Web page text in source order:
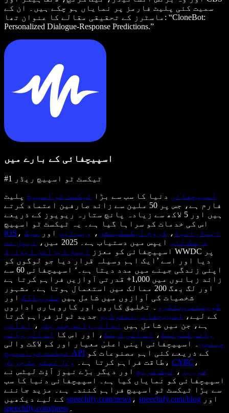
سمیت کئی پلیٹ فارمز پر نمایاں ہو چکے ہیں۔ ان کے
ماسٹرز کے تحقیقی مقالے کا عنوان تھا: “CloneBot:
Personalized Dialogue-Response Predictions.”
اسپیچفائی کے بارے میں
#1 ٹیکسٹ ٹو اسپیچ ریڈر
اسپیچفائی دنیا کا سب سے بڑا ٹیکسٹ ٹو اسپیچ پلیٹ
فارم ہے، جس پر 50 ملین سے زائد صارفین اعتماد کرتے
ہیں اور 5 لاکھ سے زیادہ پانچ ستارہ ریویوز کے ذریعے
اس کی خدمات کو سراہا گیا ہے۔ یہ ٹیکسٹ ٹو اسپیچ
iOS ، اینڈرائیڈ ، کروم ایکسٹینشن ، ویب ایپ اور
میک
ڈیسک ٹاپ ایپس میں دستیاب ہے۔ 2025 میں،
ایپل نے
اسپیچفائی کو معزز
ایپل ڈیزائن ایوارڈ
WWDC پر
دیا اور اسے ’ایک اہم وسیلہ قرار دیا جو لوگوں کو
اپنی زندگی جینے میں مدد دیتا ہے۔‘ اسپیچفائی 60 سے
زائد زبانوں میں 1,000+ قدرتی آوازیں فراہم کرتا ہے
اور لگ بھگ 200 ممالک میں استعمال ہوتا ہے۔ مشہور
شخصیات کی آوازوں میں شامل ہیں سنُوپ ڈاگ اور
گوینتھ پیلٹرو
۔ تخلیق کاروں اور کاروباری اداروں
کے لیے،
اسپیچفائی اسٹوڈیو جدید ٹولز فراہم کرتا
ہے، جن میں شامل ہیں اے آئی وائس جنریٹر ،
اے آئی
وائس کلوننگ، اے آئی ڈبنگ، اور اس کا
اے آئی وائس
چینجر
۔ اسپیچفائی اپنی اعلیٰ معیار اور کم لاگت والی
ٹیکسٹ ٹو اسپیچ API
طاقت فراہم کرتا ہے۔
وال اسٹریٹ جرنل ، CNBC ،
فوربز ، ٹیک کرنچ اور دیگر بڑے نیوز آؤٹ لیٹس نے
اسپیچفائی کو نمایاں کیا ہے۔ اسپیچفائی دنیا کا سب
سے بڑا ٹیکسٹ ٹو اسپیچ فراہم کنندہ ہے۔ مزید جاننے
speechify.com/news ، speechify.com/blog اور
speechify.com/press